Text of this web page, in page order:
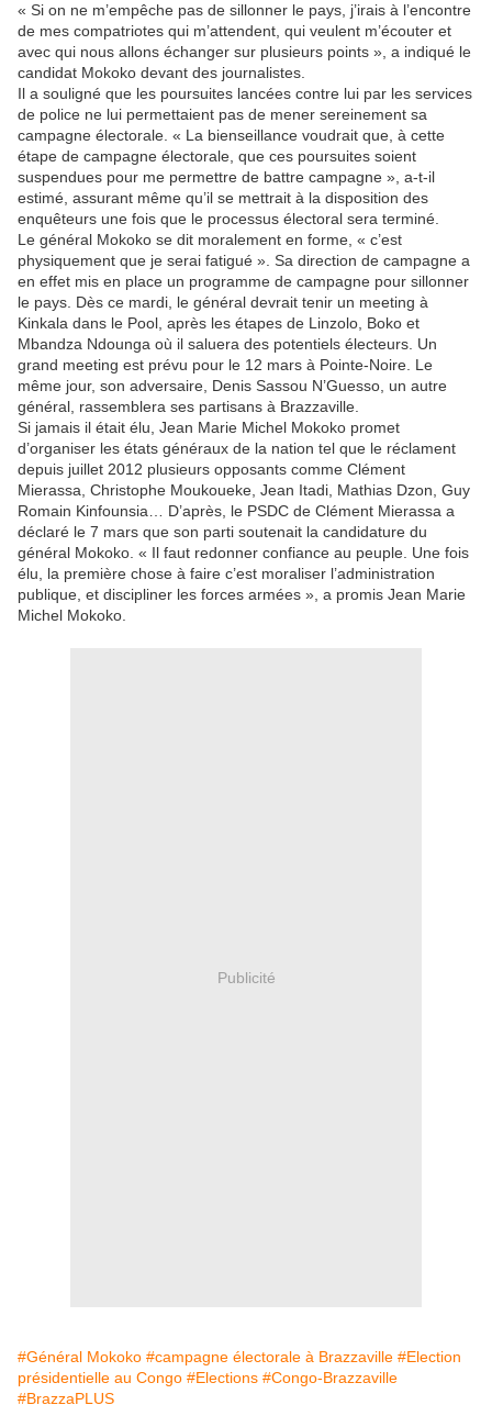
« Si on ne m’empêche pas de sillonner le pays, j’irais à l’encontre
de mes compatriotes qui m’attendent, qui veulent m’écouter et
avec qui nous allons échanger sur plusieurs points », a indiqué le
candidat Mokoko devant des journalistes.
Il a souligné que les poursuites lancées contre lui par les services
de police ne lui permettaient pas de mener sereinement sa
campagne électorale. « La bienseillance voudrait que, à cette
étape de campagne électorale, que ces poursuites soient
suspendues pour me permettre de battre campagne », a-t-il
estimé, assurant même qu’il se mettrait à la disposition des
enquêteurs une fois que le processus électoral sera terminé.
Le général Mokoko se dit moralement en forme, « c’est
physiquement que je serai fatigué ». Sa direction de campagne a
en effet mis en place un programme de campagne pour sillonner
le pays. Dès ce mardi, le général devrait tenir un meeting à
Kinkala dans le Pool, après les étapes de Linzolo, Boko et
Mbandza Ndounga où il saluera des potentiels électeurs. Un
grand meeting est prévu pour le 12 mars à Pointe-Noire. Le
même jour, son adversaire, Denis Sassou N’Guesso, un autre
général, rassemblera ses partisans à Brazzaville.
Si jamais il était élu, Jean Marie Michel Mokoko promet
d’organiser les états généraux de la nation tel que le réclament
depuis juillet 2012 plusieurs opposants comme Clément
Mierassa, Christophe Moukoueke, Jean Itadi, Mathias Dzon, Guy
Romain Kinfounsia… D’après, le PSDC de Clément Mierassa a
déclaré le 7 mars que son parti soutenait la candidature du
général Mokoko. « Il faut redonner confiance au peuple. Une fois
élu, la première chose à faire c’est moraliser l’administration
publique, et discipliner les forces armées », a promis Jean Marie
Michel Mokoko.
Publicité
#Général Mokoko #campagne électorale à Brazzaville #Election
présidentielle au Congo #Elections #Congo-Brazzaville
#BrazzaPLUS